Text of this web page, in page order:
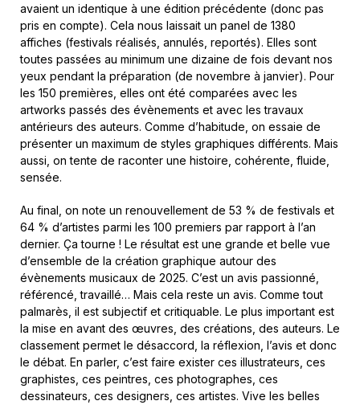
avaient un identique à une édition précédente (donc pas
pris en compte). Cela nous laissait un panel de 1380
affiches (festivals réalisés, annulés, reportés). Elles sont
toutes passées au minimum une dizaine de fois devant nos
yeux pendant la préparation (de novembre à janvier). Pour
les 150 premières, elles ont été comparées avec les
artworks passés des évènements et avec les travaux
antérieurs des auteurs. Comme d’habitude, on essaie de
présenter un maximum de styles graphiques différents. Mais
aussi, on tente de raconter une histoire, cohérente, fluide,
sensée.
Au final, on note un renouvellement de 53 % de festivals et
64 % d’artistes parmi les 100 premiers par rapport à l’an
dernier. Ça tourne ! Le résultat est une grande et belle vue
d’ensemble de la création graphique autour des
évènements musicaux de 2025. C’est un avis passionné,
référencé, travaillé… Mais cela reste un avis. Comme tout
palmarès, il est subjectif et critiquable. Le plus important est
la mise en avant des œuvres, des créations, des auteurs. Le
classement permet le désaccord, la réflexion, l’avis et donc
le débat. En parler, c’est faire exister ces illustrateurs, ces
graphistes, ces peintres, ces photographes, ces
dessinateurs, ces designers, ces artistes. Vive les belles